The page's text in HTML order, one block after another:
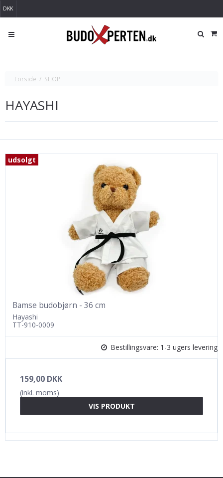
DKK
Forside / SHOP
HAYASHI
udsolgt
Bamse budobjørn - 36 cm
Hayashi
TT-910-0009
Bestillingsvare: 1-3 ugers levering
159,00 DKK
(inkl. moms)
VIS PRODUKT